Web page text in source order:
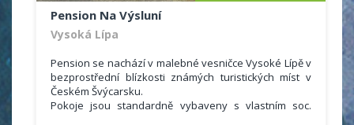
Pension Na Výsluní
Vysoká Lípa
Pension se nachází v malebné vesničce Vysoké Lípě v
bezprostřední blízkosti známých turistických míst v
Českém Švýcarsku.
Pokoje jsou standardně vybaveny s vlastním soc.